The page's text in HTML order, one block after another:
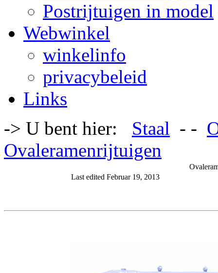
Postrijtuigen in model
Webwinkel
winkelinfo
privacybeleid
Links
-> U bent hier: Staal - -
Ovaleramenrijtuigen
Last edited Februar 19, 2013